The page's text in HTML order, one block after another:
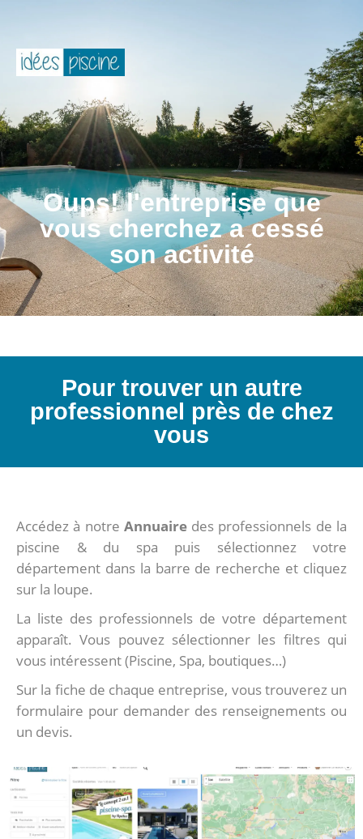
Oups! l'entreprise que
vous cherchez a cessé
son activité​
Pour trouver un autre
professionnel près de chez
vous
Accédez à notre Annuairedes professionnels de la
piscine & du spa puis sélectionnez votre
département dans la barre de recherche et cliquez
sur la loupe.
La liste des professionnels de votre département
apparaît. Vous pouvez sélectionner les filtres qui
vous intéressent (Piscine, Spa, boutiques…)
Sur la fiche de chaque entreprise, vous trouverez un
formulaire pour demander des renseignements ou
un devis.